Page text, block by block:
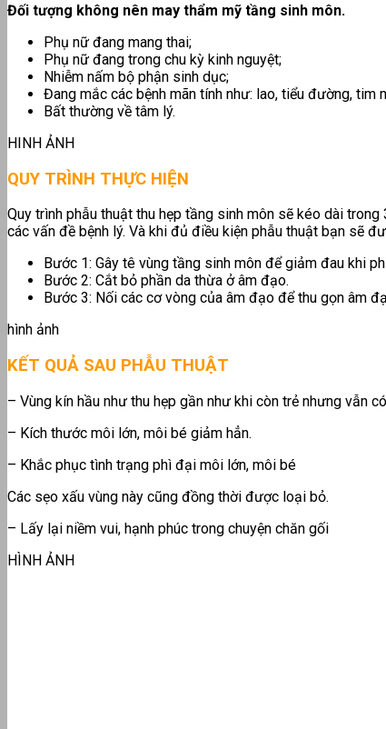
Đối tượng không nên may thẩm mỹ tầng sinh môn.
Phụ nữ đang mang thai;
Phụ nữ đang trong chu kỳ kinh nguyệt;
Nhiễm nấm bộ phận sinh dục;
Đang mắc các bệnh mãn tính như: lao, tiểu đường, tim
Bất thường về tâm lý.
HINH ẢNH
QUY TRÌNH THỰC HIỆN
Quy trình phẫu thuật thu hẹp tầng sinh môn sẽ kéo dài
các vấn đề bệnh lý. Và khi đủ điều kiện phẫu thuật bạn sẽ
Bước 1: Gây tê vùng tầng sinh môn để giảm đau khi
Bước 2: Cắt bỏ phần da thừa ở âm đạo.
Bước 3: Nối các cơ vòng của âm đạo để thu gọn âm
hình ảnh
KẾT QUẢ SAU PHẪU THUẬT
– Vùng kín hầu như thu hẹp gần như khi còn trẻ nhưng vẫn
– Kích thước môi lớn, môi bé giảm hẳn.
– Khắc phục tình trạng phì đại môi lớn, môi bé
Các sẹo xấu vùng này cũng đồng thời được loại bỏ.
– Lấy lại niềm vui, hạnh phúc trong chuyện chăn gối
HÌNH ẢNH